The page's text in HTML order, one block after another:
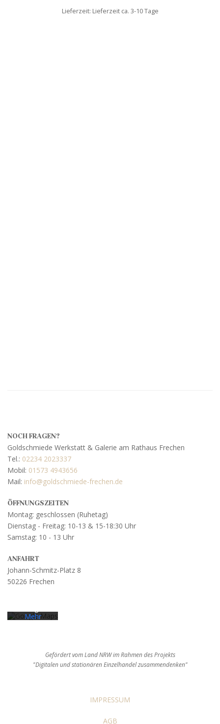
Lieferzeit: Lieferzeit ca. 3-10 Tage
NOCH FRAGEN?
Goldschmiede Werkstatt & Galerie am Rathaus Frechen
Tel.: 02234 2023337
Mobil: 01573 4943656
Mail: info@goldschmiede-frechen.de
ÖFFNUNGSZEITEN
Montag: geschlossen (Ruhetag)
Dienstag - Freitag: 10-13 & 15-18:30 Uhr
Samstag: 10 - 13 Uhr
ANFAHRT
Johann-Schmitz-Platz 8
50226 Frechen
Mit dem
Karte
akzeptieren
Sie die
Datenschut
Mehr
Gefördert vom Land NRW im Rahmen des Projekts
"Digitalen und stationären Einzelhandel zusammendenken"
IMPRESSUM
AGB